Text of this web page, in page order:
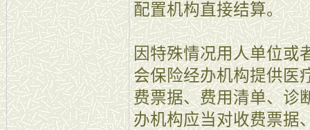
配置机构直接结算。
因特殊情况用人单位或
会保险经办机构提供医
费票据、费用清单、诊
办机构应当对收费票据